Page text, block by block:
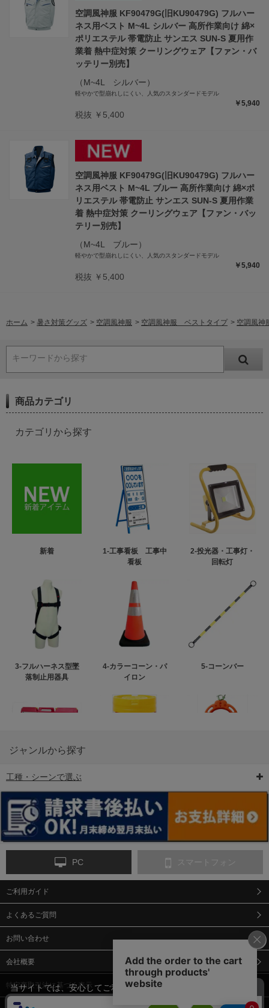
空調風神服 KF90479G(旧KU90479G) フルハー
ネス用ベスト M~4L シルバー 高所作業向け 綿×
ポリエステル 帯電防止 サンエス SUN-S 夏用作
業着 熱中症対策 クーリングウェア【ファン・バ
ッテリー別売】
（M~4L シルバー）
軽やかで型崩れしにくい、人気のスタンダードモデル
￥5,940
税抜 ￥5,400
空調風神服 KF90479G(旧KU90479G) フルハー
ネス用ベスト M~4L ブルー 高所作業向け 綿×ポ
リエステル 帯電防止 サンエス SUN-S 夏用作業
着 熱中症対策 クーリングウェア【ファン・バッ
テリー別売】
（M~4L ブルー）
軽やかで型崩れしにくい、人気のスタンダードモデル
￥5,940
税抜 ￥5,400
ホーム > 暑さ対策グッズ > 空調風神服 > 空調風神服 ベストタイプ > 空調風神
キーワードから探す
商品カテゴリ
カテゴリから探す
新着
1-工事看板 工事中
看板
2-投光器・工事灯・
回転灯
3-フルハーネス型墜
落制止用器具
4-カラーコーン・パ
イロン
5-コーンバー
6-矢印板/LED矢印板
ンス
9-点字マット・タイ
ジャンルから探す
工種・シーンで選ぶ
PC スマートフォン
ご利用ガイド
よくあるご質問
お問い合わせ
会社概要
特定商取引法に基づく表示
当サイトでは、安心してご利用いただくため（なりすまし防止
等）、またサイトの利便性向上のため、クッキー(Cookie)を使用